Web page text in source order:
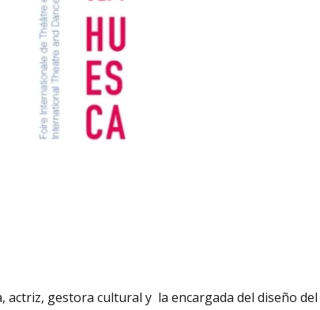
actriz, gestora cultural y la encargada del diseño